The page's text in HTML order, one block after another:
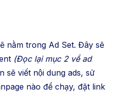
nằm trong Ad Set. Đây sẽ
(Đọc lại mục 2 về ad
sẽ viết nội dung ads, sử
nào để chạy, đặt link